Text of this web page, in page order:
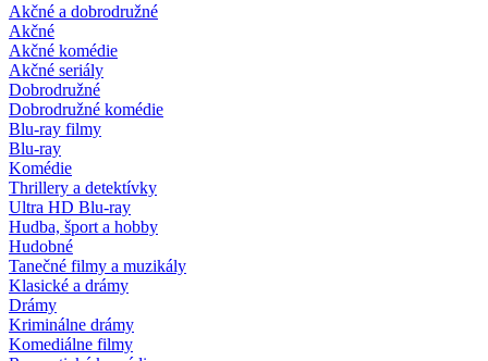
Akčné a dobrodružné
Akčné
Akčné komédie
Akčné seriály
Dobrodružné
Dobrodružné komédie
Blu-ray filmy
Blu-ray
Komédie
Thrillery a detektívky
Ultra HD Blu-ray
Hudba, šport a hobby
Hudobné
Tanečné filmy a muzikály
Klasické a drámy
Drámy
Kriminálne drámy
Komediálne filmy